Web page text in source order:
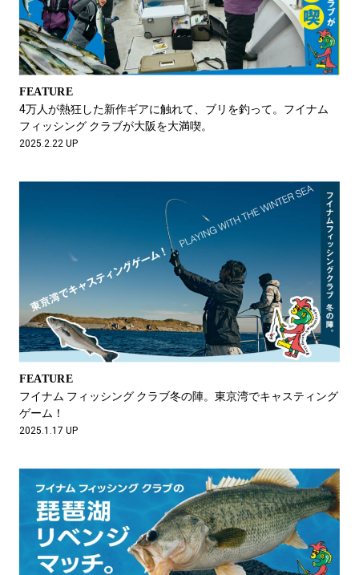
FEATURE
4万人が熱狂した新作ギアに触れて、ブリを釣って。フイナム
フィッシング クラブが大阪を大満喫。
2025.2.22 UP
FEATURE
フイナム フィッシング クラブ冬の陣。東京湾でキャスティング
ゲーム！
2025.1.17 UP